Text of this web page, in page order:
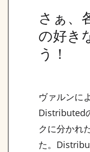
さぁ、
の好き
う！
ヴァルンに
Distributed
クに分かれ
た。